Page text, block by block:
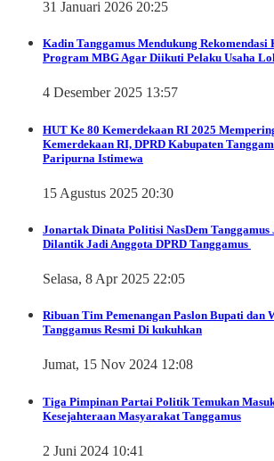
31 Januari 2026 20:25
Kadin Tanggamus Mendukung
Program MBG Agar Diikuti Pelaku Usaha
4 Desember 2025 13:57
HUT Ke 80 Kemerdekaan RI 2025
Kemerdekaan RI, DPRD Kabupaten
Paripurna Istimewa
15 Agustus 2025 20:30
Jonartak Dinata Politisi NasDem
Dilantik Jadi Anggota DPRD Tanggamus
Selasa, 8 Apr 2025 22:05
Ribuan Tim Pemenangan Paslon Bupati dan
Tanggamus Resmi Di kukuhkan
Jumat, 15 Nov 2024 12:08
Tiga Pimpinan Partai Politik Temukan
Kesejahteraan Masyarakat Tanggamus
2 Juni 2024 10:41